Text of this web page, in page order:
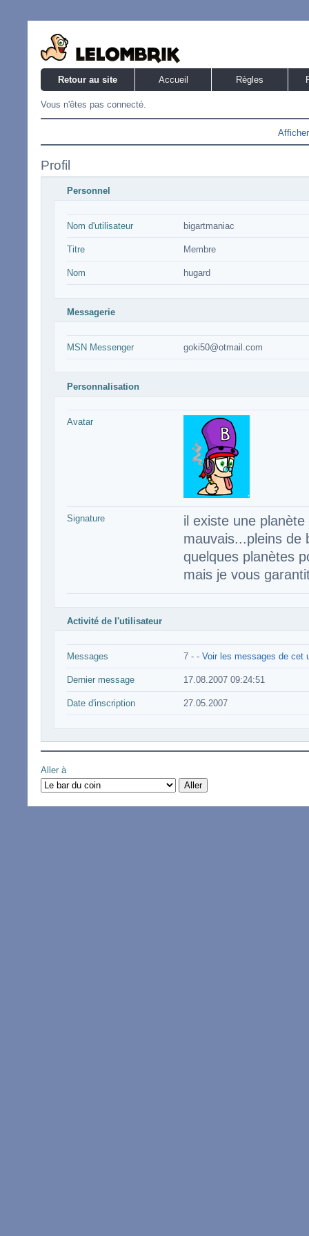
Retour au site Accueil Règles
Vous n'êtes pas connecté.
Profil
Personnel
Nom d'utilisateur bigartmaniac
Titre Membre
Nom hugard
Messagerie
MSN Messenger goki50@otmail.com
Personnalisation
Avatar
Signature
il existe une
mauvais...pleins de
quelques planètes
mais je vous
Activité de l'utilisateur
Messages 7 - - Voir les messages de cet
Dernier message 17.08.2007 09:24:51
Date d'inscription 27.05.2007
Aller à